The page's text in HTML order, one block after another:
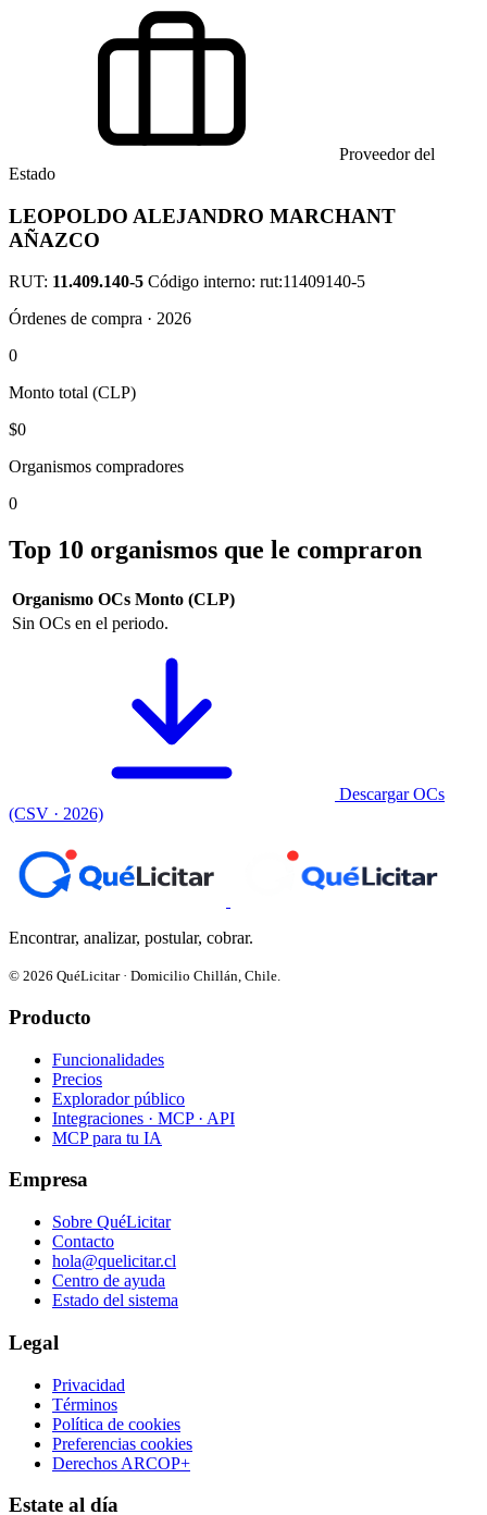
Proveedor del
Estado
LEOPOLDO ALEJANDRO MARCHANT
AÑAZCO
RUT: 11.409.140-5 Código interno: rut:11409140-5
Órdenes de compra · 2026
0
Monto total (CLP)
$0
Organismos compradores
0
Top 10 organismos que le compraron
Organismo OCs Monto (CLP)
Sin OCs en el periodo.
Descargar OCs
(CSV · 2026)
Encontrar, analizar, postular, cobrar.
© 2026 QuéLicitar · Domicilio Chillán, Chile.
Producto
Funcionalidades
Precios
Explorador público
Integraciones · MCP · API
MCP para tu IA
Empresa
Sobre QuéLicitar
Contacto
hola@quelicitar.cl
Centro de ayuda
Estado del sistema
Legal
Privacidad
Términos
Política de cookies
Preferencias cookies
Derechos ARCOP+
Estate al día